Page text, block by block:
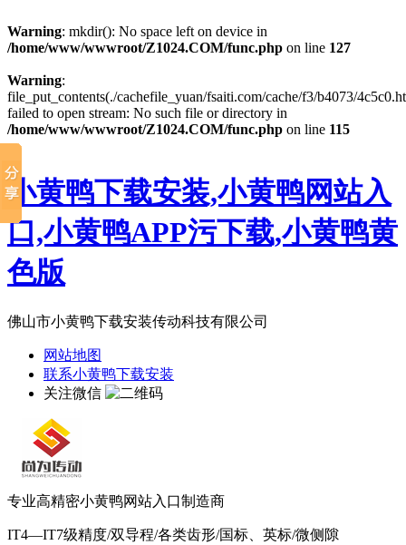
Warning: mkdir(): No space left on device in
/home/www/wwwroot/Z1024.COM/func.php on line 127
Warning:
file_put_contents(./cachefile_yuan/fsaiti.com/cache/f3/b4073/
failed to open stream: No such file or directory in
/home/www/wwwroot/Z1024.COM/func.php on line 115
小黄鸭下载安装,小黄鸭网站入
口,小黄鸭APP污下载,小黄鸭黄
色版
佛山市小黄鸭下载安装传动科技有限公司
网站地图
联系小黄鸭下载安装
关注微信
专业高精密小黄鸭网站入口制造商
IT4—IT7级精度/双导程/各类齿形/国标、英标/微侧隙